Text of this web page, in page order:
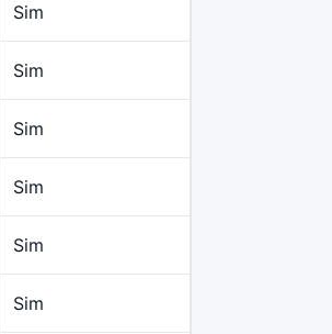
Sim
Sim
Sim
Sim
Sim
Sim